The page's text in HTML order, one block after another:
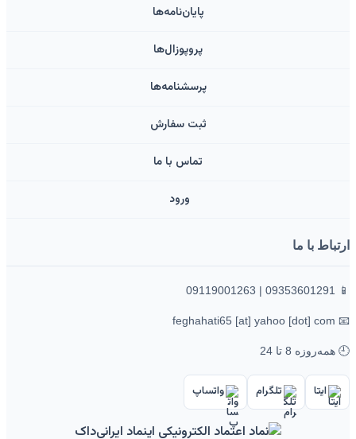
پایان‌نامه‌ها
پروپوزال‌ها
پرسشنامه‌ها
ثبت سفارش
تماس با ما
ورود ‌
ارتباط با ما
📱 09353601291 | 09119001263
📧 feghahati65 [at] yahoo [dot] com
🕘 همه‌روزه 8 تا 24
ایتا تلگرام واتساپ